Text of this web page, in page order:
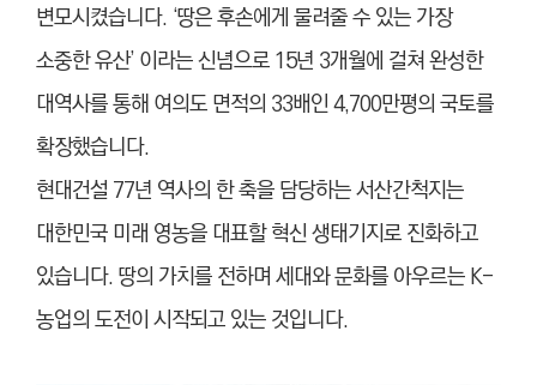
변모시켰습니다. ‘땅은 후손에게 물려줄 수 있는 가장
소중한 유산’ 이라는 신념으로 15년 3개월에 걸쳐 완성한
대역사를 통해 여의도 면적의 33배인 4,700만평의 국토를
확장했습니다.
현대건설 77년 역사의 한 축을 담당하는 서산간척지는
대한민국 미래 영농을 대표할 혁신 생태기지로 진화하고
있습니다. 땅의 가치를 전하며 세대와 문화를 아우르는 K-
농업의 도전이 시작되고 있는 것입니다.